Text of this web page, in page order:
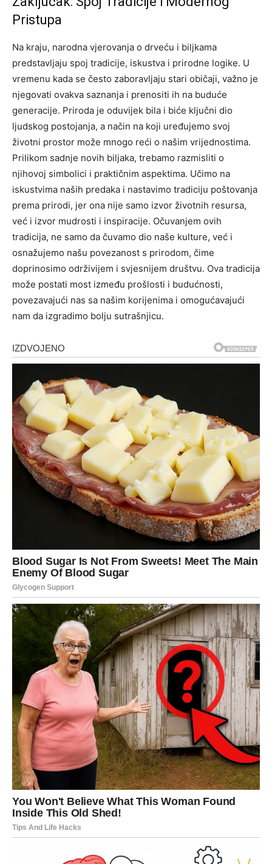
Pristupa
Na kraju, narodna vjerovanja o drveću i biljkama
predstavljaju spoj tradicije, iskustva i prirodne logike. U
vremenu kada se često zaboravljaju stari običaji, važno je
njegovati ovakva saznanja i prenositi ih na buduće
generacije. Priroda je oduvijek bila i biće ključni dio
ljudskog postojanja, a način na koji uređujemo svoj
životni prostor može mnogo reći o našim vrijednostima.
Prilikom sadnje novih biljaka, trebamo razmisliti o
njihovoj simbolici i praktičnim aspektima. Učimo na
iskustvima naših predaka i nastavimo tradiciju poštovanja
prema prirodi, jer ona nije samo izvor životnih resursa,
već i izvor mudrosti i inspiracije. Očuvanjem ovih
tradicija, ne samo da čuvamo dio naše kulture, već i
osnažujemo našu povezanost s prirodom, čime
doprinosimo održivijem i svjesnijem društvu. Ova tradicija
može postati most između prošlosti i budućnosti,
povezavajući nas sa našim korijenima i omogućavajući
nam da izgradimo bolju sutrašnjicu.